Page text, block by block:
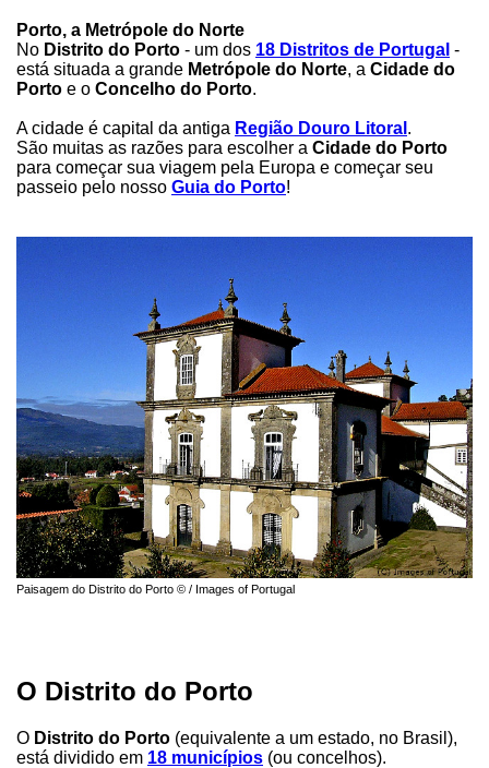
Porto, a Metrópole do Norte
No Distrito do Porto - um dos 18 Distritos de Portugal -
está situada a grande Metrópole do Norte, a Cidade do
Porto e o Concelho do Porto.
A cidade é capital da antiga Região Douro Litoral .
São muitas as razões para escolher a Cidade do Porto
para começar sua viagem pela Europa e começar seu
passeio pelo nosso Guia do Porto!
Paisagem do Distrito do Porto © / Images of Portugal
O Distrito do Porto
O Distrito do Porto (equivalente a um estado, no Brasil),
está dividido em 18 municípios (ou concelhos).